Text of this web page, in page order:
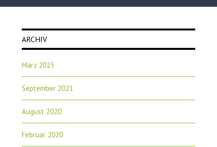
ARCHIV
März 2023
September 2021
August 2020
Februar 2020